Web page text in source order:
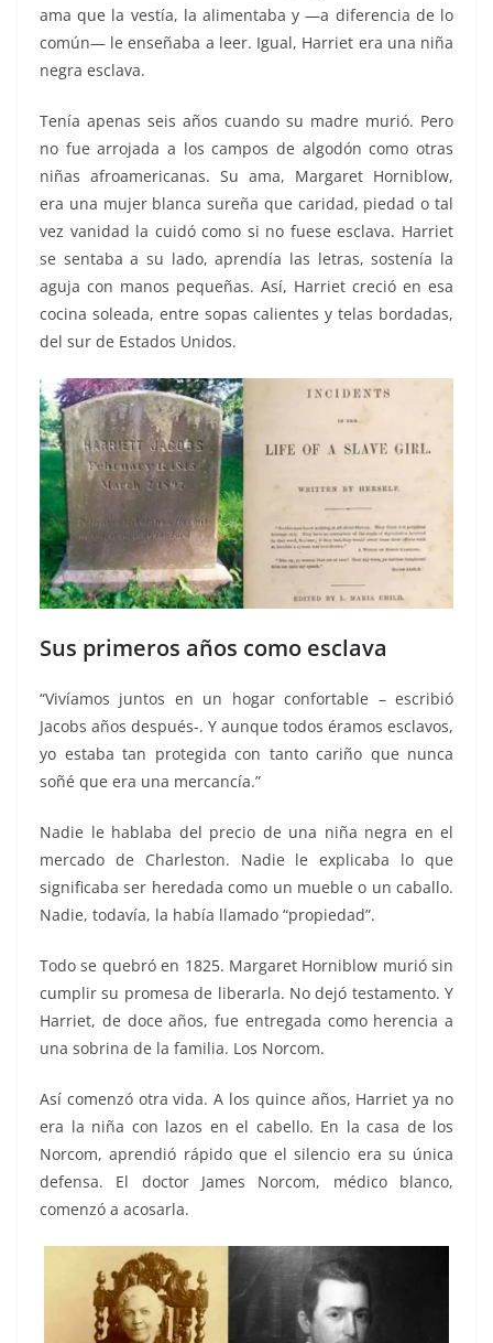
ama que la vestía, la alimentaba y —a diferencia de lo
común— le enseñaba a leer. Igual, Harriet era una niña
negra esclava.
Tenía apenas seis años cuando su madre murió. Pero
no fue arrojada a los campos de algodón como otras
niñas afroamericanas. Su ama, Margaret Horniblow,
era una mujer blanca sureña que caridad, piedad o tal
vez vanidad la cuidó como si no fuese esclava. Harriet
se sentaba a su lado, aprendía las letras, sostenía la
aguja con manos pequeñas. Así, Harriet creció en esa
cocina soleada, entre sopas calientes y telas bordadas,
del sur de Estados Unidos.
Sus primeros años como esclava
“Vivíamos juntos en un hogar confortable – escribió
Jacobs años después-. Y aunque todos éramos esclavos,
yo estaba tan protegida con tanto cariño que nunca
soñé que era una mercancía.”
Nadie le hablaba del precio de una niña negra en el
mercado de Charleston. Nadie le explicaba lo que
significaba ser heredada como un mueble o un caballo.
Nadie, todavía, la había llamado “propiedad”.
Todo se quebró en 1825. Margaret Horniblow murió sin
cumplir su promesa de liberarla. No dejó testamento. Y
Harriet, de doce años, fue entregada como herencia a
una sobrina de la familia. Los Norcom.
Así comenzó otra vida. A los quince años, Harriet ya no
era la niña con lazos en el cabello. En la casa de los
Norcom, aprendió rápido que el silencio era su única
defensa. El doctor James Norcom, médico blanco,
comenzó a acosarla.